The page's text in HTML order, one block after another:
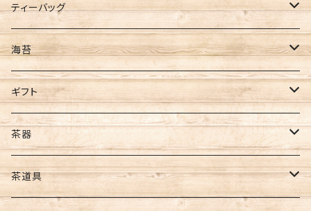
新茶
ギフト
ティーバッグ
ティーバッグ
煎茶
ほうじ茶
玄米茶
バイオ茶
海苔
全型サイズ
8切サイズ
その他
ギフト
お茶ギフト
海苔ギフト
茶器
急須
茶道具